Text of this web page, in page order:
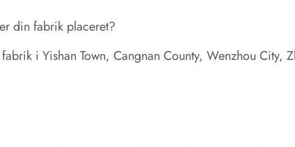
din fabrik placeret?
i Yishan Town, Cangnan County, Wenzhou City,